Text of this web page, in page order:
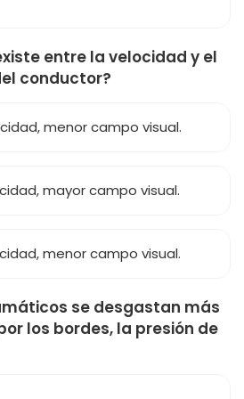
entre la velocidad y el
conductor?
menor campo visual.
mayor campo visual.
menor campo visual.
se desgastan más
los bordes, la presión de